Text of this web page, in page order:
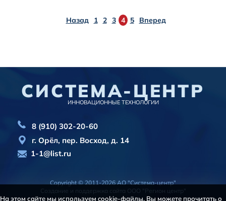
Назад 1 2 3 4 5 Вперед
СИСТЕМА-ЦЕНТР
ИННОВАЦИОННЫЕ ТЕХНОЛОГИИ
8 (910) 302-20-60
г. Орёл, пер. Восход, д. 14
1-1@list.ru
Copyright © 2011-2026 АО "Система-центр"
Создание и поддержка сайта ООО "Регион центр"
На этом сайте мы используем cookie-файлы. Вы можете прочитать о